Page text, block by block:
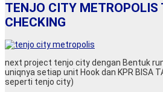
TENJO CITY METROPOLIS
CHECKING
next project tenjo city dengan Bentuk
uniqnya setiap unit Hook dan KPR BISA
seperti tenjo city)